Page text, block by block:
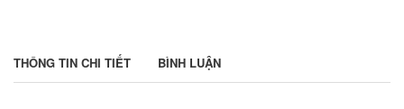
THÔNG TIN CHI TIẾT BÌNH LUẬN